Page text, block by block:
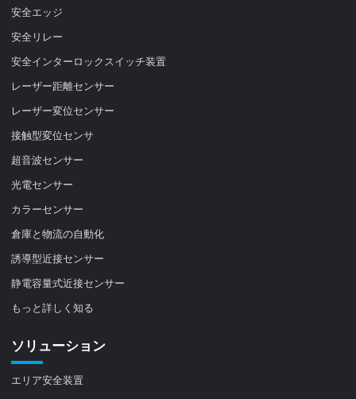
安全エッジ
安全リレー
安全インターロックスイッチ装置
レーザー距離センサー
レーザー変位センサー
接触型変位センサ
超音波センサー
光電センサー
カラーセンサー
倉庫と物流の自動化
誘導型近接センサー
静電容量式近接センサー
もっと詳しく知る
ソリューション
エリア安全装置